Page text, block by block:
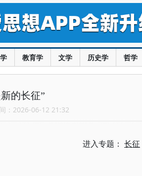
教育学 文学 历史学 哲学
的长征”
：2026-06-12 21:32
进入专题： 长征